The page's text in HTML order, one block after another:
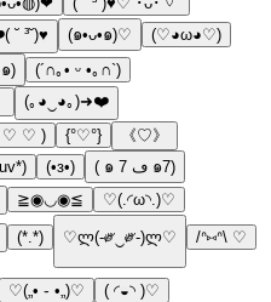
³˘)♥ (๑•ᴗ•๑)♡
(♡◕ω◕♡)
)
(´∩｡• ᵕ •｡∩`)
(｡◕‿◕｡)➜❤️
♡ ♡ ) {°♡°}
《♡》
(•з•)
( ๑ ڡ 7 ๑7)
≧◉◡◉≦ ♡(.◜ω◝.)♡
(*.*) ♡ლ(-༗‿༗-)ლ♡ /ᐢ⑅ᐢ\ ♡
♡(„• ֊ •„)♡ ( ◜◒◝ )♡